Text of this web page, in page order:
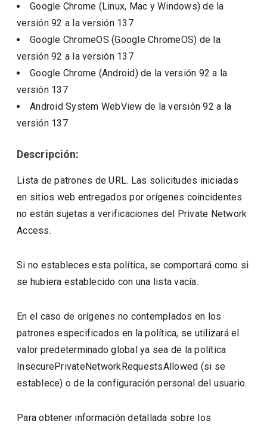
Google Chrome (Linux, Mac y Windows)de la
versión92 a la versión 137
Google ChromeOS (Google ChromeOS) de la
versión92 a la versión 137
Google Chrome (Android)de la versión 92a la
versión 137
Android System WebView de la versión92a la
versión 137
Descripción:
Lista de patrones de URL. Las solicitudes iniciadas
en sitios web entregados por orígenes coincidentes
no están sujetas a verificaciones del Private Network
Access.
Si no estableces esta política, se comportará como si
se hubiera establecido con una lista vacía.
En el caso de orígenes no contemplados en los
patrones especificados en la política, se utilizará el
valor predeterminado global ya sea de la política
InsecurePrivateNetworkRequestsAllowed (si se
establece) o de la configuración personal del usuario.
Para obtener información detallada sobre los